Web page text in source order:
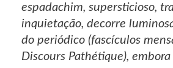
espadachim, supersticioso,
inquietação, decorre
do periódico (fascículos
Discours Pathétique),